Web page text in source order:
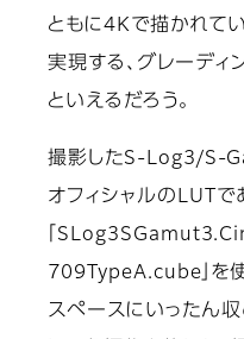
ともに4Kで描かれて
実現する、グレーディ
といえるだろう。
撮影したS-Log3/S-
オフィシャルのLUTで
「
709TypeA.cube」を
スペースにいったん収